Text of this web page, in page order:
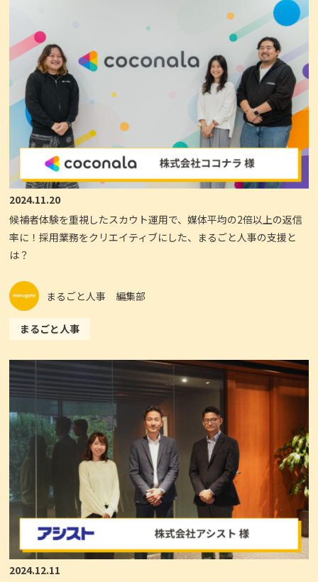
2024.11.20
候補者体験を重視したスカウト運用で、媒体平均の2倍以上の返信
率に！採用業務をクリエイティブにした、まるごと人事の支援と
は？
まるごと人事 編集部
まるごと人事
2024.12.11